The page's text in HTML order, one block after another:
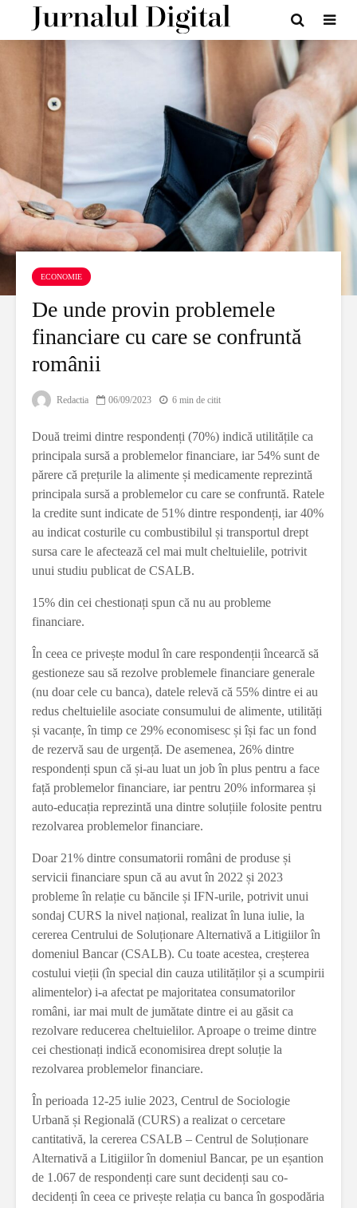
ECONOMIE
De unde provin problemele
financiare cu care se confruntă
românii
Redactia 06/09/2023 6 min de citit
Două treimi dintre respondenți (70%) indică utilitățile ca
principala sursă a problemelor financiare, iar 54% sunt de
părere că prețurile la alimente și medicamente reprezintă
principala sursă a problemelor cu care se confruntă. Ratele
la credite sunt indicate de 51% dintre respondenți, iar 40%
au indicat costurile cu combustibilul și transportul drept
sursa care le afectează cel mai mult cheltuielile, potrivit
unui studiu publicat de CSALB.
15% din cei chestionați spun că nu au probleme
financiare.
În ceea ce privește modul în care respondenții încearcă să
gestioneze sau să rezolve problemele financiare generale
(nu doar cele cu banca), datele relevă că 55% dintre ei au
redus cheltuielile asociate consumului de alimente, utilități
și vacanțe, în timp ce 29% economisesc și își fac un fond
de rezervă sau de urgență. De asemenea, 26% dintre
respondenți spun că și-au luat un job în plus pentru a face
față problemelor financiare, iar pentru 20% informarea și
auto-educația reprezintă una dintre soluțiile folosite pentru
rezolvarea problemelor financiare.
Doar 21% dintre consumatorii români de produse și
servicii financiare spun că au avut în 2022 și 2023
probleme în relație cu băncile și IFN-urile, potrivit unui
sondaj CURS la nivel național, realizat în luna iulie, la
cererea Centrului de Soluționare Alternativă a Litigiilor în
domeniul Bancar (CSALB). Cu toate acestea, creșterea
costului vieții (în special din cauza utilităților și a scumpirii
alimentelor) i-a afectat pe majoritatea consumatorilor
români, iar mai mult de jumătate dintre ei au găsit ca
rezolvare reducerea cheltuielilor. Aproape o treime dintre
cei chestionați indică economisirea drept soluție la
rezolvarea problemelor financiare.
În perioada 12-25 iulie 2023, Centrul de Sociologie
Urbană și Regională (CURS) a realizat o cercetare
cantitativă, la cererea CSALB – Centrul de Soluționare
Alternativă a Litigiilor în domeniul Bancar, pe un eșantion
de 1.067 de respondenți care sunt decidenți sau co-
decidenți în ceea ce privește relația cu banca în gospodăria